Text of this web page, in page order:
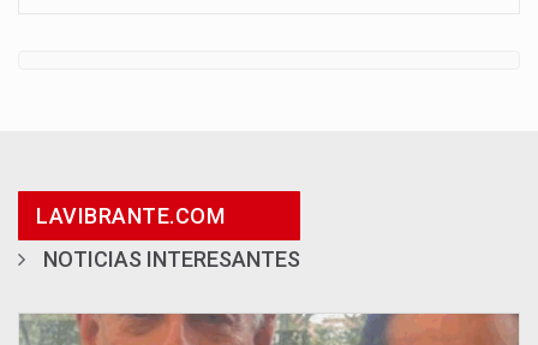
LAVIBRANTE.COM
NOTICIAS INTERESANTES